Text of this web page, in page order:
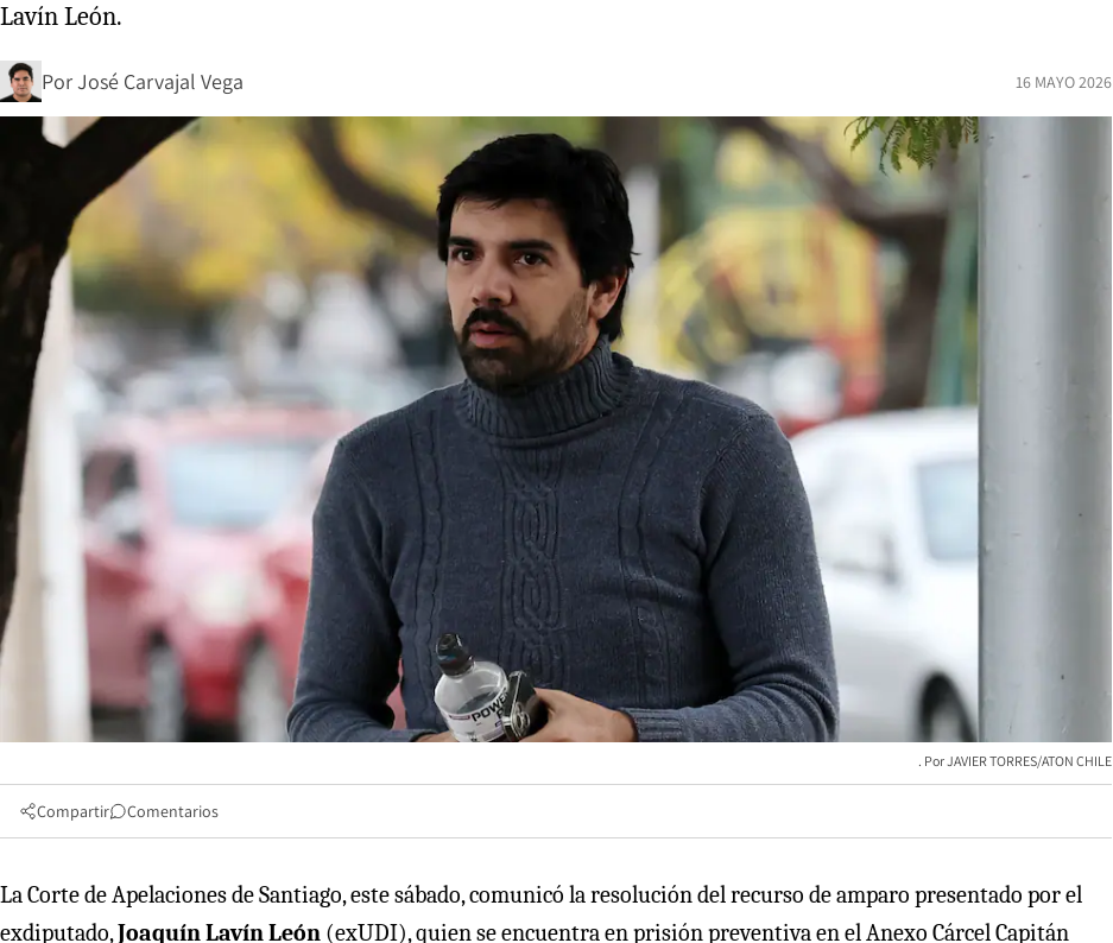
Lavín León.
PorJosé Carvajal Vega 16 MAYO 2026
JAVIER TORRES/ATON CHILE
Compartir Comentarios
La Corte de Apelaciones de Santiago, este sábado, comunicó la resolución del recurso de amparo presentado por el
exdiputado,Joaquín Lavín León (exUDI), quien se encuentra en prisión preventiva en el Anexo Cárcel Capitán